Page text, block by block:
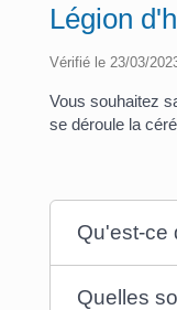
Légion
Vérifié le 23/03/
Vous souhaitez
se déroule la
Qu'est-ce
Quelles